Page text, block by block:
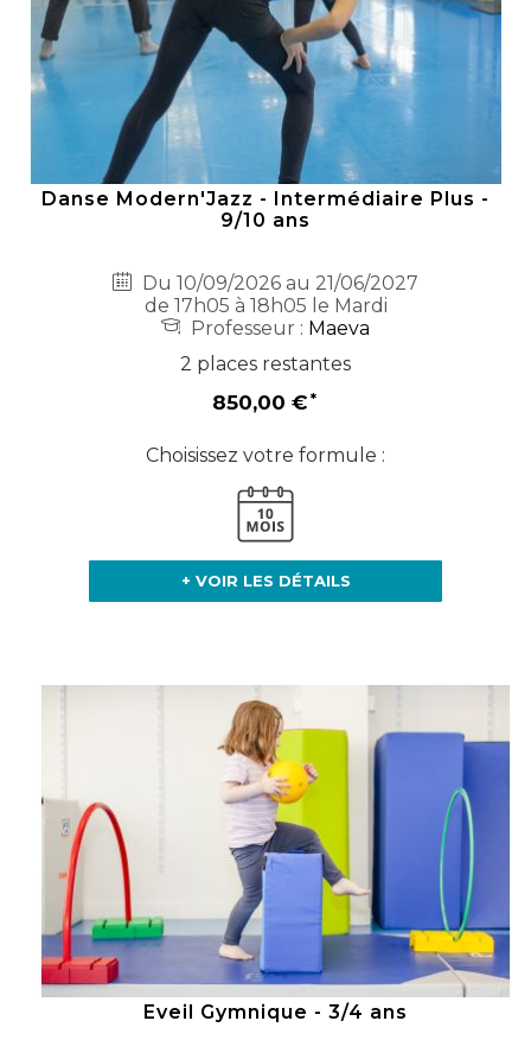
Danse Modern'Jazz - Intermédiaire Plus -
9/10 ans
Du 10/09/2026 au 21/06/2027
de 17h05 à 18h05 le Mardi
Professeur : Maeva
2 places restantes
850,00 €
Choisissez votre formule :
+ VOIR LES DÉTAILS
Eveil Gymnique - 3/4 ans